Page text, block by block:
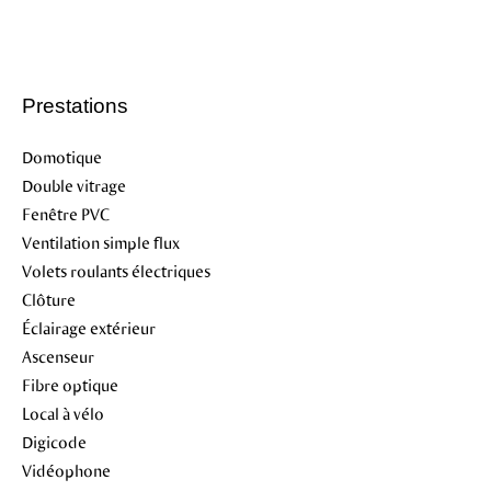
Prestations
Domotique
Double vitrage
Fenêtre PVC
Ventilation simple flux
Volets roulants électriques
Clôture
Éclairage extérieur
Ascenseur
Fibre optique
Local à vélo
Digicode
Vidéophone